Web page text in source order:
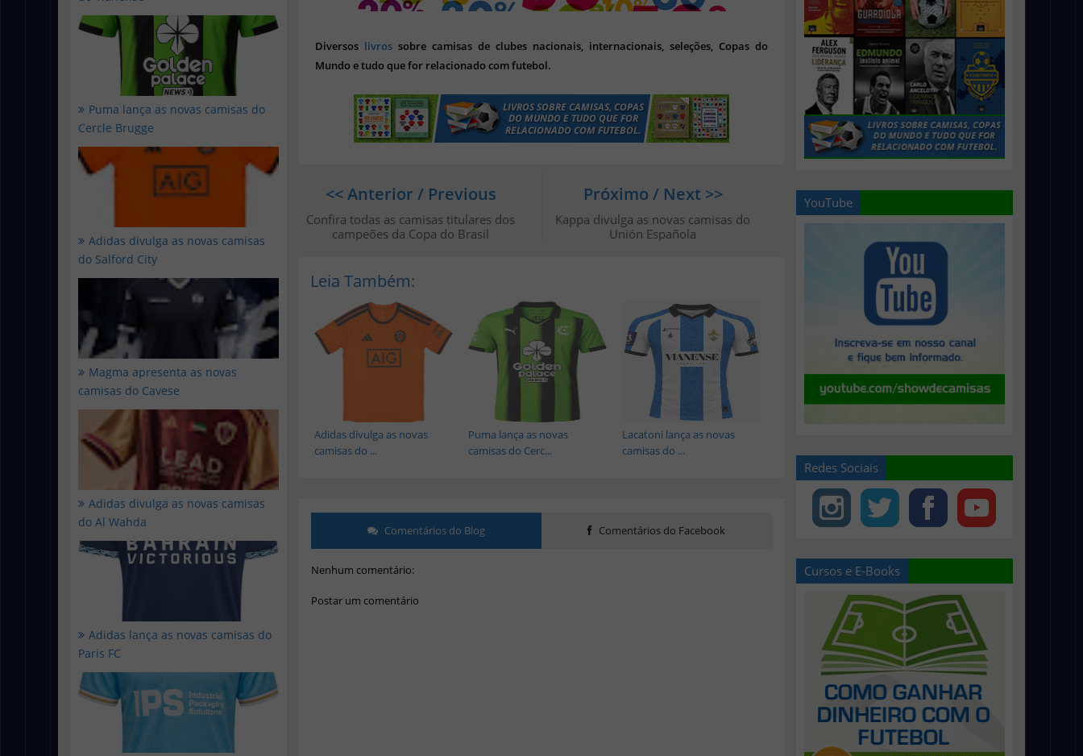
Puma lança as novas camisas do
Cercle Brugge
Adidas divulga as novas camisas
do Salford City
Magma apresenta as novas
camisas do Cavese
Adidas divulga as novas camisas
do Al Wahda
Adidas lança as novas camisas do
Paris FC
Diversos livros sobre camisas de clubes nacionais, internacionais, seleções, Copas do
Mundo e tudo que for relacionado com futebol.
Próximo / Next >>
Kappa divulga as novas camisas do
Unión Española
<< Anterior / Previous
Confira todas as camisas titulares dos
campeões da Copa do Brasil
Leia Também:
Lacatoni lança as novas
camisas do ...
Puma lança as novas
camisas do Cerc...
Adidas divulga as novas
camisas do ...
Comentários do Blog Comentários do Facebook
Nenhum comentário:
Postar um comentário
YouTube
Redes Sociais
Cursos e E-Books